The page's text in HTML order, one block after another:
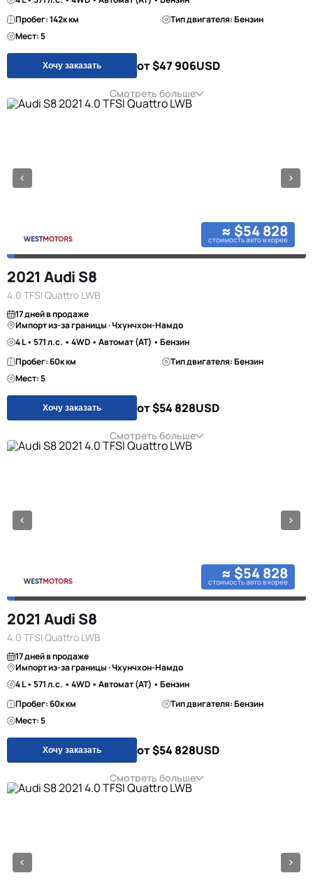
Пробег: 142к км
Тип двигателя: Бензин
Мест: 5
Хочу заказать от $47 906USD
Смотреть больше
≈ $54 828
стоимость авто в корее
2021 Audi S8
4.0 TFSI Quattro LWB
17 дней в продаже
Импорт из-за границы · Чхунчхон-Намдо
4 L • 571 л.с. • 4WD • Автомат (AT) • Бензин
Пробег: 60к км
Тип двигателя: Бензин
Мест: 5
Хочу заказать от $54 828USD
Смотреть больше
≈ $54 828
стоимость авто в корее
2021 Audi S8
4.0 TFSI Quattro LWB
17 дней в продаже
Импорт из-за границы · Чхунчхон-Намдо
4 L • 571 л.с. • 4WD • Автомат (AT) • Бензин
Пробег: 60к км
Тип двигателя: Бензин
Мест: 5
Хочу заказать от $54 828USD
Смотреть больше